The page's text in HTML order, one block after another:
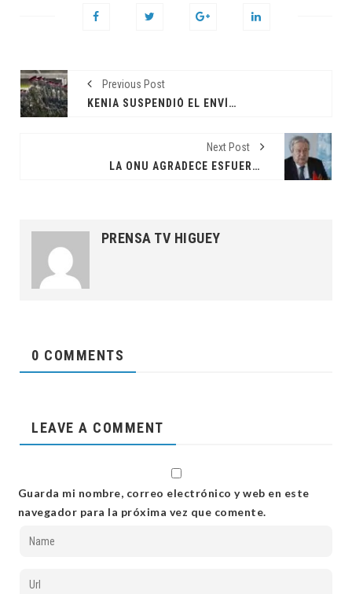
Previous Post
KENIA SUSPENDIÓ EL ENVÍO DE SU MISIÓN POLICIAL A HAITÍ
Next Post
LA ONU AGRADECE ESFUERZOS PARA RESOLVER CRISIS EN HAITÍ Y PIDE ACTUAR CON RESPONSABILIDAD
PRENSA TV HIGUEY
0 COMMENTS
LEAVE A COMMENT
Guarda mi nombre, correo electrónico y web en este
navegador para la próxima vez que comente.